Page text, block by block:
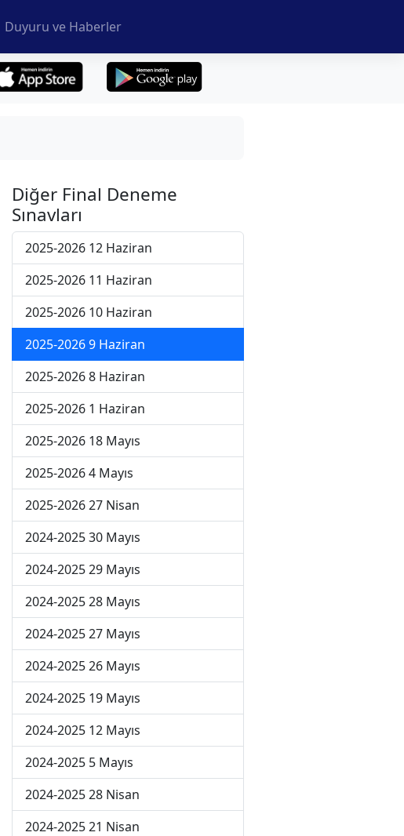
Duyuru ve Haberler
Diğer Final Deneme
Sınavları
2025-2026 12 Haziran
2025-2026 11 Haziran
2025-2026 10 Haziran
2025-2026 9 Haziran
2025-2026 8 Haziran
2025-2026 1 Haziran
2025-2026 18 Mayıs
2025-2026 4 Mayıs
2025-2026 27 Nisan
2024-2025 30 Mayıs
2024-2025 29 Mayıs
2024-2025 28 Mayıs
2024-2025 27 Mayıs
2024-2025 26 Mayıs
2024-2025 19 Mayıs
2024-2025 12 Mayıs
2024-2025 5 Mayıs
2024-2025 28 Nisan
2024-2025 21 Nisan